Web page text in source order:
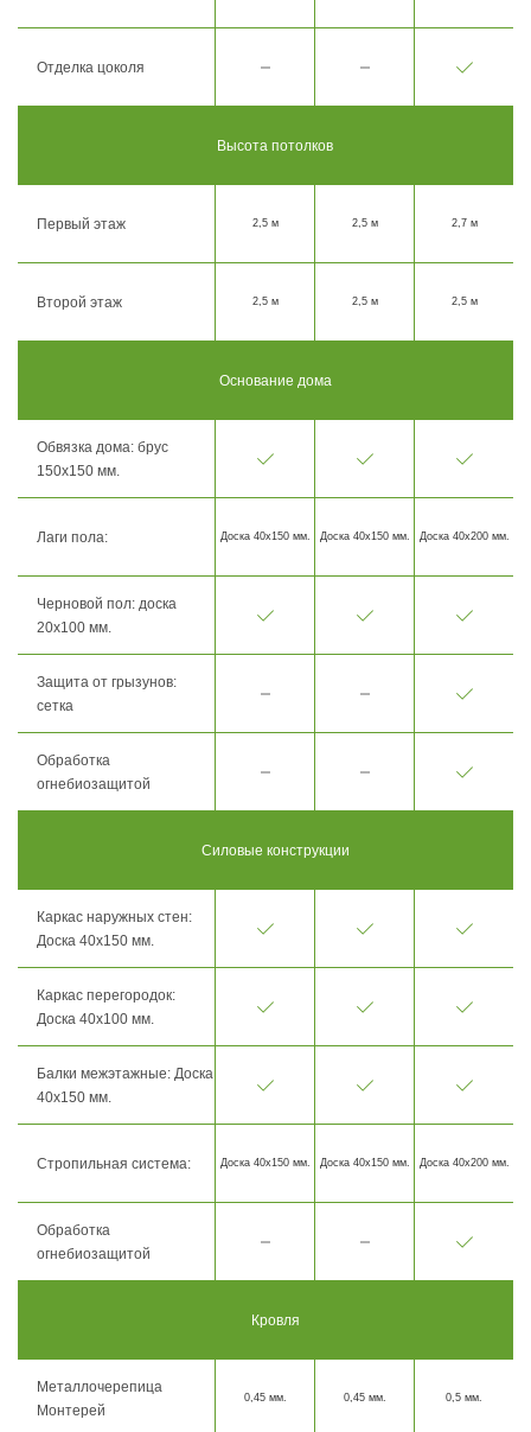
Отделка цоколя
Высота потолков
Первый этаж 2,5 м 2,5 м 2,7 м
Второй этаж 2,5 м 2,5 м 2,5 м
Основание дома
Обвязка дома: брус
150х150 мм.
Лаги пола: Доска 40х150 мм. Доска 40х150 мм. Доска 40х200 мм.
Черновой пол: доска
20х100 мм.
Защита от грызунов:
сетка
Обработка
огнебиозащитой
Силовые конструкции
Каркас наружных стен:
Доска 40х150 мм.
Каркас перегородок:
Доска 40х100 мм.
Балки межэтажные: Доска
40х150 мм.
Стропильная система: Доска 40х150 мм. Доска 40х150 мм. Доска 40х200 мм.
Обработка
огнебиозащитой
Кровля
Металлочерепица
Монтерей
0,45 мм. 0,45 мм. 0,5 мм.